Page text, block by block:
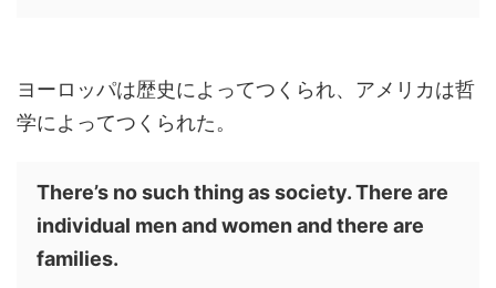
ヨーロッパは歴史によってつくられ、アメリカは哲
学によってつくられた。
There’s no such thing as society. There are
individual men and women and there are
families.